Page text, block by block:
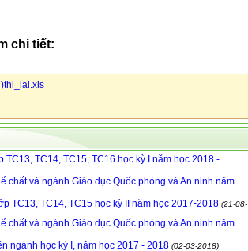
chi tiết:
TC14, TC15, TC16 học kỳ I năm học 2018 -
chất và ngành Giáo dục Quốc phòng và An ninh năm
TC13, TC14, TC15 học kỳ II năm học 2017-2018 (21-08-
chất và ngành Giáo dục Quốc phòng và An ninh năm
ngành học kỳ I, năm học 2017 - 2018 (02-03-2018)